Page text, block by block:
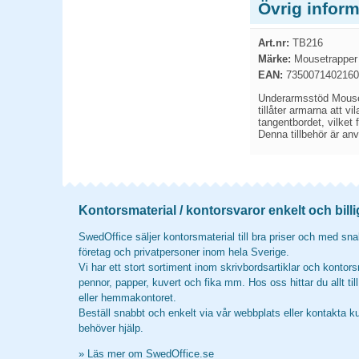
Övrig
Art.nr: TB216
Märke: Mousetrapper
EAN: 7350071402160
Underarmsstöd
tillåter armarna att
tangentbordet, vilket
Denna tillbehör är
Kontorsmaterial / kontorsvaror enkelt och
SwedOffice säljer kontorsmaterial till bra priser och med
företag och privatpersoner inom hela Sverige.
Vi har ett stort sortiment inom skrivbordsartiklar och
pennor, papper, kuvert och fika mm. Hos oss hittar du allt
eller hemmakontoret.
Beställ snabbt och enkelt via vår webbplats eller kontakta
behöver hjälp.
» Läs mer om SwedOffice.se